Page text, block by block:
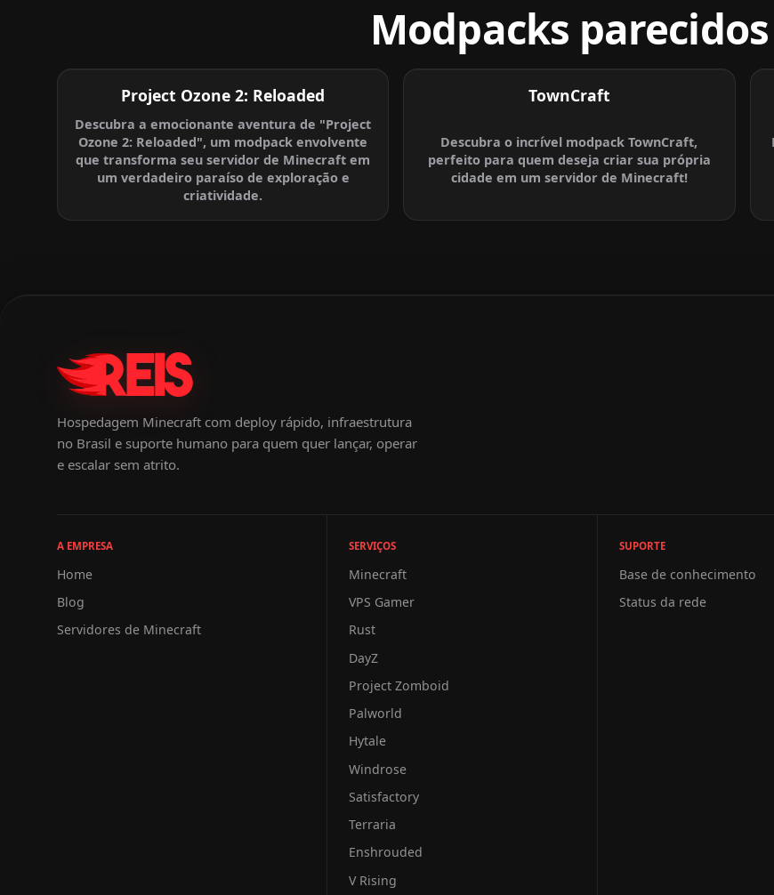
Modpacks parecidos
Project Ozone 2: Reloaded
Descubra a emocionante aventura de "Project
Ozone 2: Reloaded", um modpack envolvente
que transforma seu servidor de Minecraft em
um verdadeiro paraíso de exploração e
criatividade.
TownCraft
Descubra o incrível modpack TownCraft,
perfeito para quem deseja criar sua própria
cidade em um servidor de Minecraft!
Hospedagem Minecraft com deploy rápido, infraestrutura
no Brasil e suporte humano para quem quer lançar, operar
e escalar sem atrito.
A EMPRESA
Home
Blog
Servidores de Minecraft
SERVIÇOS
Minecraft
VPS Gamer
Rust
DayZ
Project Zomboid
Palworld
Hytale
Windrose
Satisfactory
Terraria
Enshrouded
V Rising
SUPORTE
Base de conhecimento
Status da rede